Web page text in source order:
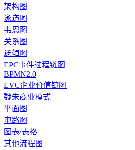
架构图
泳道图
韦恩图
关系图
逻辑图
EPC事件过程链图
BPMN2.0
EVC企业价值链图
魏朱商业模式
平面图
电路图
图表/表格
其他流程图